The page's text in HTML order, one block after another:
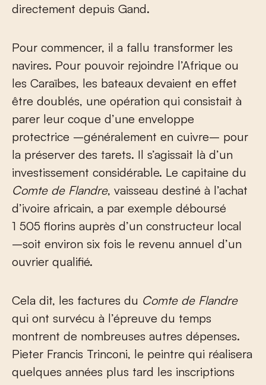
directement depuis Gand.
Pour commencer, il a fallu transformer les
navires. Pour pouvoir rejoindre l’Afrique ou
les Caraïbes, les bateaux devaient en effet
être doublés, une opération qui consistait à
parer leur coque d’une enveloppe
protectrice –généralement en cuivre– pour
la préserver des tarets. Il s’agissait là d’un
investissement considérable. Le capitaine du
Comte de Flandre, vaisseau destiné à l’achat
d’ivoire africain, a par exemple déboursé
1 505 florins auprès d’un constructeur local
–soit environ six fois le revenu annuel d’un
ouvrier qualifié.
Cela dit, les factures du Comte de Flandre
qui ont survécu à l’épreuve du temps
montrent de nombreuses autres dépenses.
Pieter Francis Trinconi, le peintre qui réalisera
quelques années plus tard les inscriptions